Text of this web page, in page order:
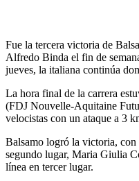
Fue la tercera victoria de
Alfredo Binda el fin de
jueves, la italiana continúa
La hora final de la carrera
(FDJ Nouvelle-Aquitaine
velocistas con un ataque a 3
Balsamo logró la victoria,
segundo lugar, Maria Giulia
línea en tercer lugar.